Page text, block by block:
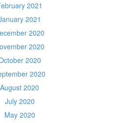
2021
2021
2020
2020
2020
2020
August 2020
July 2020
May 2020